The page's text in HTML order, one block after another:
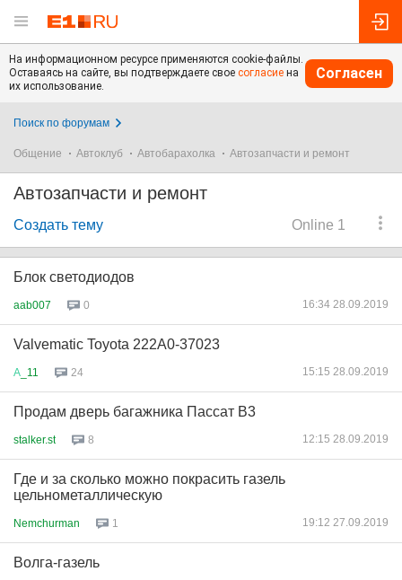
На информационном ресурсе применяются cookie-файлы.
Оставаясь на сайте, вы подтверждаете свое согласие на
их использование.
Согласен
Поиск по форумам
Общение Автоклуб Автобарахолка Автозапчасти и ремонт
Автозапчасти и ремонт
Online 1
Создать тему
Блок светодиодов
aab007 0 16:34 28.09.2019
Valvematic Toyota 222A0-37023
А _11 24 15:15 28.09.2019
Продам дверь багажника Пассат В3
stalker.st 8 12:15 28.09.2019
Где и за сколько можно покрасить газель
цельнометаллическую
Nemchurman 1 19:12 27.09.2019
Волга-газель